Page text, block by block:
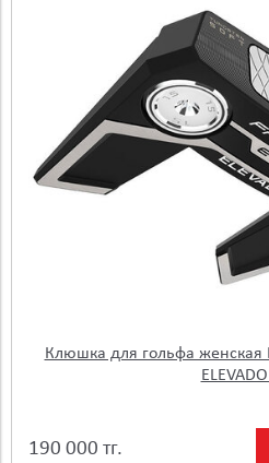
Клюшка для гольфа женская
190 000 тг.